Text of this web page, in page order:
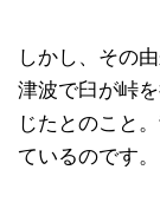
しかし、その
津波で臼が峠
じたとのこと
ているのです。